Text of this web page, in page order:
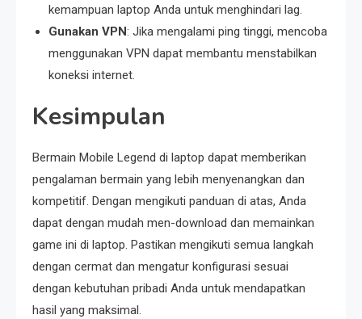
kemampuan laptop Anda untuk menghindari lag.
Gunakan VPN: Jika mengalami ping tinggi, mencoba
menggunakan VPN dapat membantu menstabilkan
koneksi internet.
Kesimpulan
Bermain Mobile Legend di laptop dapat memberikan
pengalaman bermain yang lebih menyenangkan dan
kompetitif. Dengan mengikuti panduan di atas, Anda
dapat dengan mudah men-download dan memainkan
game ini di laptop. Pastikan mengikuti semua langkah
dengan cermat dan mengatur konfigurasi sesuai
dengan kebutuhan pribadi Anda untuk mendapatkan
hasil yang maksimal.